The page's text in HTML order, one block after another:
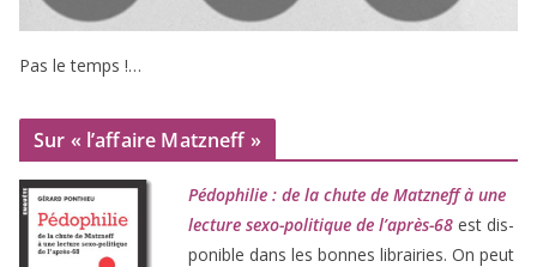
Pas le temps !…
Sur « l’affaire Matzneff »
Pédophilie : de la chute de Matzneff à une
lec­ture sexo-poli­tique de l’après-68 est dis­
po­nible dans les bonnes librai­ries. On peut